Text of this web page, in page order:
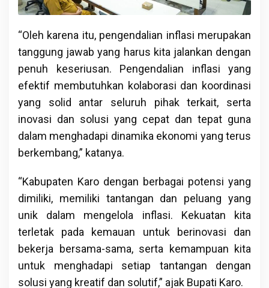
“Oleh karena itu, pengendalian inflasi merupakan
tanggung jawab yang harus kita jalankan dengan
penuh keseriusan. Pengendalian inflasi yang
efektif membutuhkan kolaborasi dan koordinasi
yang solid antar seluruh pihak terkait, serta
inovasi dan solusi yang cepat dan tepat guna
dalam menghadapi dinamika ekonomi yang terus
berkembang,” katanya.
“Kabupaten Karo dengan berbagai potensi yang
dimiliki, memiliki tantangan dan peluang yang
unik dalam mengelola inflasi. Kekuatan kita
terletak pada kemauan untuk berinovasi dan
bekerja bersama-sama, serta kemampuan kita
untuk menghadapi setiap tantangan dengan
solusi yang kreatif dan solutif,” ajak Bupati Karo.